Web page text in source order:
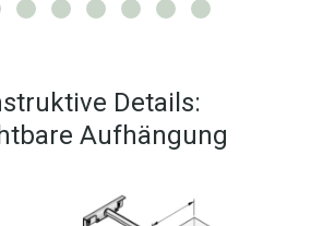
Details:
Aufhängung